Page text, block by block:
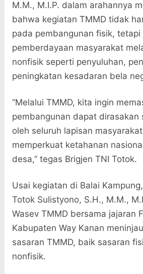
M.M., M.I.P. dalam arahannya
bahwa kegiatan TMMD tidak
pada pembangunan fisik, tetapi
pemberdayaan masyarakat
nonfisik seperti penyuluhan,
peningkatan kesadaran bela
“Melalui TMMD, kita ingin
pembangunan dapat dirasakan
oleh seluruh lapisan
memperkuat ketahanan
desa,” tegas Brigjen TNI Totok.
Usai kegiatan di Balai
Totok Sulistyono, S.H., M.M.,
Wasev TMMD bersama jajaran
Kabupaten Way Kanan
sasaran TMMD, baik sasaran
nonfisik.